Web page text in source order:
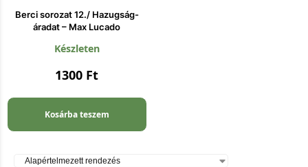
Berci sorozat 12./ Hazugság-
áradat – Max Lucado
Készleten
1300 Ft
Kosárba teszem